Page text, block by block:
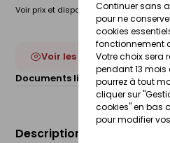
Continuer sans
pour ne
cookies
fonctionnement
Votre choix sera
pendant 13 mois
pourrez à tout
cliquer sur
cookies" en bas
pour modifier
Voir prix et disponibilité en magasin
Voir les 3 déclinaisons
Documents liés :
Fiche technique
Description du produit